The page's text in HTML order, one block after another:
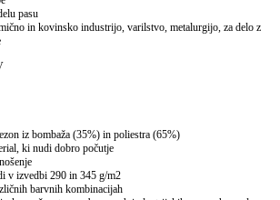
pasu
in kovinsko industrijo, varilstvo, metalurgijo, za delo z
iz bombaža (35%) in poliestra (65%)
ki nudi dobro počutje
v izvedbi 290 in 345 g/m2
barvnih kombinacijah